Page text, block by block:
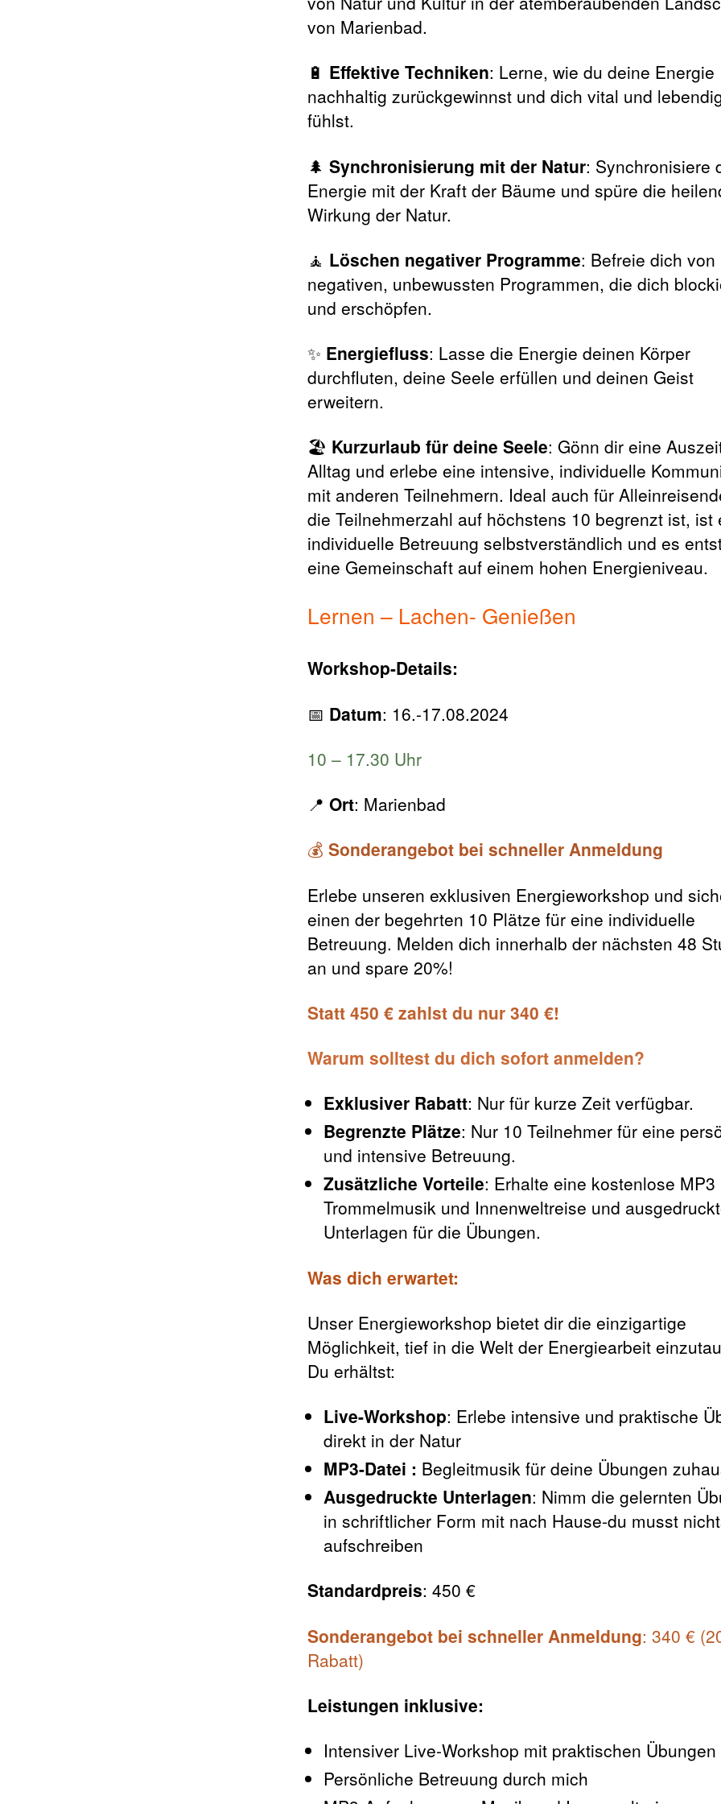
von Marienbad.
🔋 Effektive Techniken: Lerne, wie du deine Energie
nachhaltig zurückgewinnst und dich vital und
fühlst.
🌲 Synchronisierung mit der Natur: Synchronisiere
Energie mit der Kraft der Bäume und spüre die
Wirkung der Natur.
🧘 Löschen negativer Programme: Befreie dich von
negativen, unbewussten Programmen, die dich
und erschöpfen.
✨ Energiefluss: Lasse die Energie deinen Körper
durchfluten, deine Seele erfüllen und deinen Geist
erweitern.
🏖️ Kurzurlaub für deine Seele: Gönn dir eine
Alltag und erlebe eine intensive, individuelle
mit anderen Teilnehmern. Ideal auch für
die Teilnehmerzahl auf höchstens 10 begrenzt ist, ist
individuelle Betreuung selbstverständlich und es
eine Gemeinschaft auf einem hohen Energieniveau.
Lernen – Lachen- Genießen
Workshop-Details:
📅 Datum: 16.-17.08.2024
10 – 17.30 Uhr
📍 Ort: Marienbad
💰 Sonderangebot bei schneller Anmeldung
Erlebe unseren exklusiven Energieworkshop und
einen der begehrten 10 Plätze für eine individuelle
Betreuung. Melden dich innerhalb der nächsten 48
an und spare 20%!
Statt 450 € zahlst du nur 340 €!
Warum solltest du dich sofort anmelden?
Exklusiver Rabatt: Nur für kurze Zeit verfügbar.
Begrenzte Plätze: Nur 10 Teilnehmer für eine
und intensive Betreuung.
Zusätzliche Vorteile: Erhalte eine kostenlose MP3
Trommelmusik und Innenweltreise und
Unterlagen für die Übungen.
Was dich erwartet:
Unser Energieworkshop bietet dir die einzigartige
Möglichkeit, tief in die Welt der Energiearbeit
Du erhältst:
Live-Workshop: Erlebe intensive und praktische
direkt in der Natur
MP3-Datei : Begleitmusik für deine Übungen
Ausgedruckte Unterlagen: Nimm die gelernten
in schriftlicher Form mit nach Hause-du musst
aufschreiben
Standardpreis: 450 €
Sonderangebot bei schneller Anmeldung: 340 €
Rabatt)
Leistungen inklusive:
Intensiver Live-Workshop mit praktischen Übungen
Persönliche Betreuung durch mich